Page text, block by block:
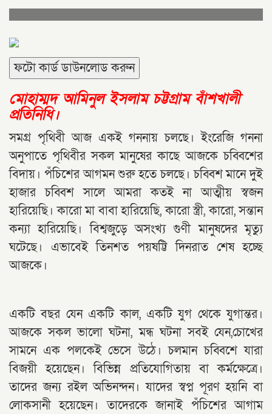
ফটো কার্ড ডাউনলোড করুন
মোহাম্মদ আমিনুল ইসলাম চট্টগ্রাম বাঁশখালী
প্রতিনিধি।
সমগ্র পৃথিবী আজ একই গননায় চলছে। ইংরেজি গননা
অনুপাতে পৃথিবীর সকল মানুষের কাছে আজকে চব্বিশের
বিদায়। পঁচিশের আগমন শুরু হতে চলছে। চব্বিশ মানে দুই
হাজার চব্বিশ সালে আমরা কতই না আত্মীয় স্বজন
হারিয়েছি। কারো মা বাবা হারিয়েছি, কারো স্ত্রী, কারো, সন্তান
কন‍্যা হারিয়েছি। বিশ্বজুড়ে অসংখ্য গুণী মানুষদের মৃত্যু
ঘটেছে। এভাবেই তিনশত পয়ষট্টি দিনরাত শেষ হচ্ছে
আজকে।
একটি বছর যেন একটি কাল, একটি যুগ থেকে যুগান্তর।
আজকে সকল ভালো ঘটনা, মন্ধ ঘটনা সবই যেন,চোখের
সামনে এক পলকেই ভেসে উঠে। চলমান চব্বিশে যারা
বিজয়ী হয়েছেন। বিভিন্ন প্রতিযোগিতায় বা কর্মক্ষেত্রে।
তাদের জন‍্য রইল অভিনন্দন। যাদের স্বপ্ন পূরণ হয়নি বা
লোকসানী হয়েছেন। তাদেরকে জানাই পঁচিশের আগাম